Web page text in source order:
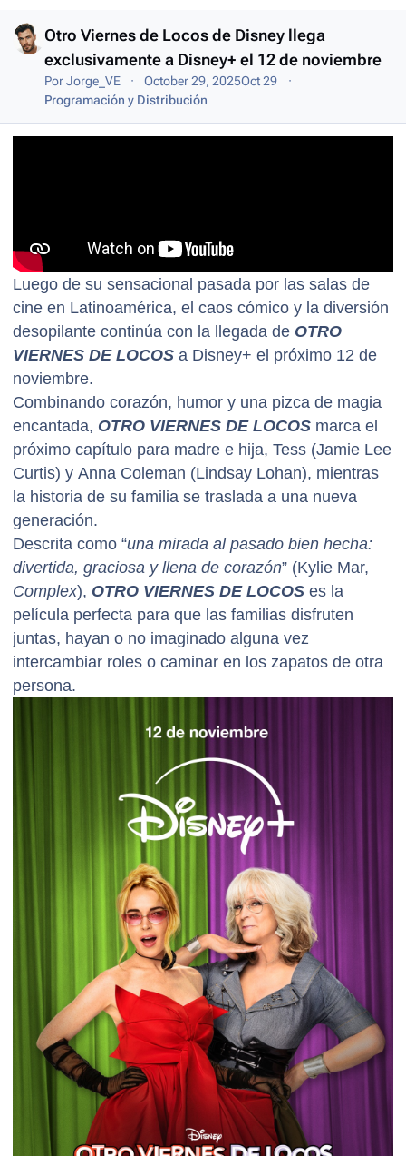
Otro Viernes de Locos de Disney llega
exclusivamente a Disney+ el 12 de noviembre
PorJorge_VE October 29, 2025Oct 29
Programación y Distribución
Luego de su sensacional pasada por las salas de
cine en Latinoamérica, el caos cómico y la diversión
desopilante continúa con la llegada de OTRO
VIERNES DE LOCOS a Disney+ el próximo 12 de
noviembre.
Combinando corazón, humor y una pizca de magia
encantada, OTRO VIERNES DE LOCOS marca el
próximo capítulo para madre e hija, Tess (Jamie Lee
Curtis) y Anna Coleman (Lindsay Lohan), mientras
la historia de su familia se traslada a una nueva
generación.
Descrita como “una mirada al pasado bien hecha:
divertida, graciosa y llena de corazón” (Kylie Mar,
Complex), OTRO VIERNES DE LOCOS es la
película perfecta para que las familias disfruten
juntas, hayan o no imaginado alguna vez
intercambiar roles o caminar en los zapatos de otra
persona.